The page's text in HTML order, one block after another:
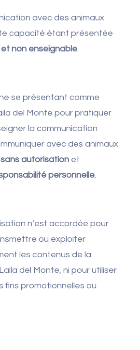
avec des animaux
capacité étant présentée
non enseignable.
se présentant comme
del Monte pour pratiquer
la communication
avec des animaux
sans autorisationet
personnelle.
n’est accordée pour
ou exploiter
les contenus de la
del Monte, ni pour utiliser
fins promotionnelles ou